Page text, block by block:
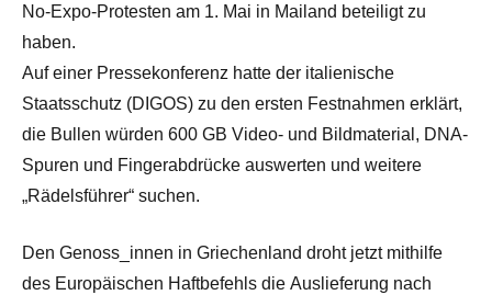
No-Expo-Protesten am 1. Mai in Mailand beteiligt zu
haben.
Auf einer Pressekonferenz hatte der italienische
Staatsschutz (DIGOS) zu den ersten Festnahmen erklärt,
die Bullen würden 600 GB Video- und Bildmaterial, DNA-
Spuren und Fingerabdrücke auswerten und weitere
„Rädelsführer“ suchen.
Den Genoss_innen in Griechenland droht jetzt mithilfe
des Europäischen Haftbefehls die Auslieferung nach